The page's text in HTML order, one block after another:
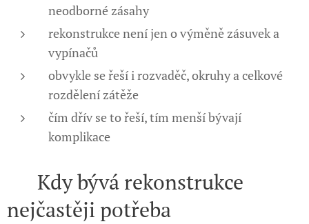
neodborné zásahy
rekonstrukce není jen o výměně zásuvek a
vypínačů
obvykle se řeší i rozvaděč, okruhy a celkové
rozdělení zátěže
čím dřív se to řeší, tím menší bývají
komplikace
🏠 Kdy bývá rekonstrukce
nejčastěji potřeba